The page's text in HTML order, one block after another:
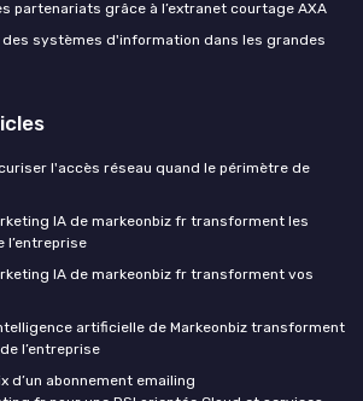
partenariats grâce à l’extranet courtage AXA
systèmes d'information dans les grandes
l'accès réseau quand le périmètre de
IA de markeonbiz fr transforment les
l’entreprise
IA de markeonbiz fr transforment vos
artificielle de Markeonbiz transforment
l’entreprise
d’un abonnement emailing